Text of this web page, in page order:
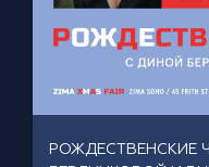
РОЖДЕСТВЕНСКИЕ